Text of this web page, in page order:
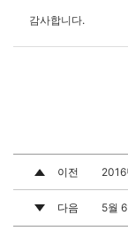
감사합니다.
이전
다음 5월